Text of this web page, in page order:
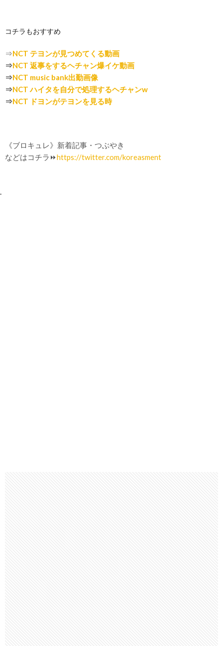
コチラもおすすめ
⇒NCT テヨンが見つめてくる動画
⇒NCT 返事をするヘチャン爆イケ動画
⇒NCT music bank出勤画像
⇒NCT ハイタを自分で処理するヘチャンw
⇒NCT ドヨンがテヨンを見る時
《ブロキュレ》新着記事・つぶやき
などはコチラ⏩https://twitter.com/koreasment